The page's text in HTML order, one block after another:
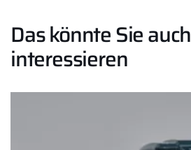
Das könnte Sie auch
interessieren